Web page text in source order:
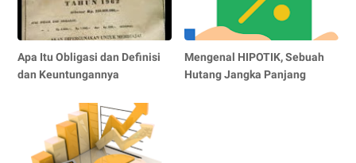
Apa Itu Obligasi dan Definisi
dan Keuntungannya
Mengenal HIPOTIK, Sebuah
Hutang Jangka Panjang